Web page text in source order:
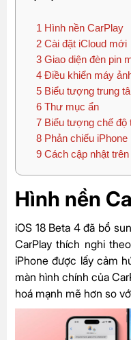
1 Hình nền CarPlay
2 Cài đặt iCloud mới
3 Giao diện đèn pin
4 Điều khiển máy
5 Biểu tượng trung
6 Thư mục ẩn
7 Biểu tượng chế độ
8 Phản chiếu iPhone
9 Cách cập nhật
Hình nền
iOS 18 Beta 4 đã bổ
CarPlay thích nghi
iPhone được lấy cảm
màn hình chính của
hoá mạnh mẽ hơn so